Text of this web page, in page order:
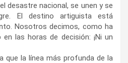
desastre nacional, se unen y se
El destino artiguista está
Nosotros decimos, como ha
las horas de decisión: ¡Ni un
que la línea más profunda de la